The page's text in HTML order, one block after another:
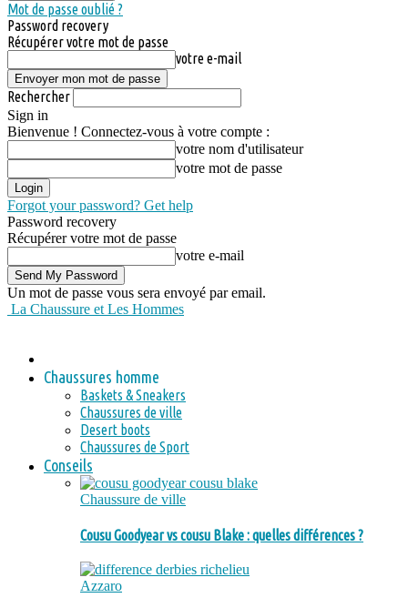
Mot de passe oublié ?
Password recovery
Récupérer votre mot de passe
votre e-mail
Rechercher
Sign in
Bienvenue ! Connectez-vous à votre compte :
votre nom d'utilisateur
votre mot de passe
Forgot your password? Get help
Password recovery
Récupérer votre mot de passe
votre e-mail
Un mot de passe vous sera envoyé par email.
La Chaussure et Les Hommes
Chaussures homme
Baskets & Sneakers
Chaussures de ville
Desert boots
Chaussures de Sport
Conseils
Chaussure de ville
Cousu Goodyear vs cousu Blake : quelles différences ?
Azzaro